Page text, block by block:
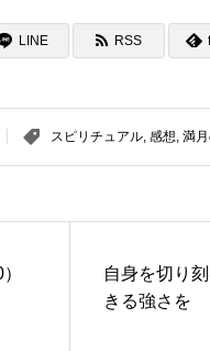
LINE RSS
スピリチュアル, 感想, 満
自身を切り
きる強さを